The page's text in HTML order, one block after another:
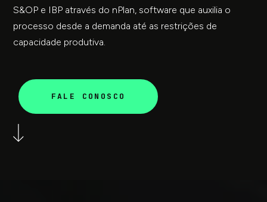
S&OP e IBP através do nPlan, software que auxilia o
processo desde a demanda até as restrições de
capacidade produtiva.
FALE CONOSCO